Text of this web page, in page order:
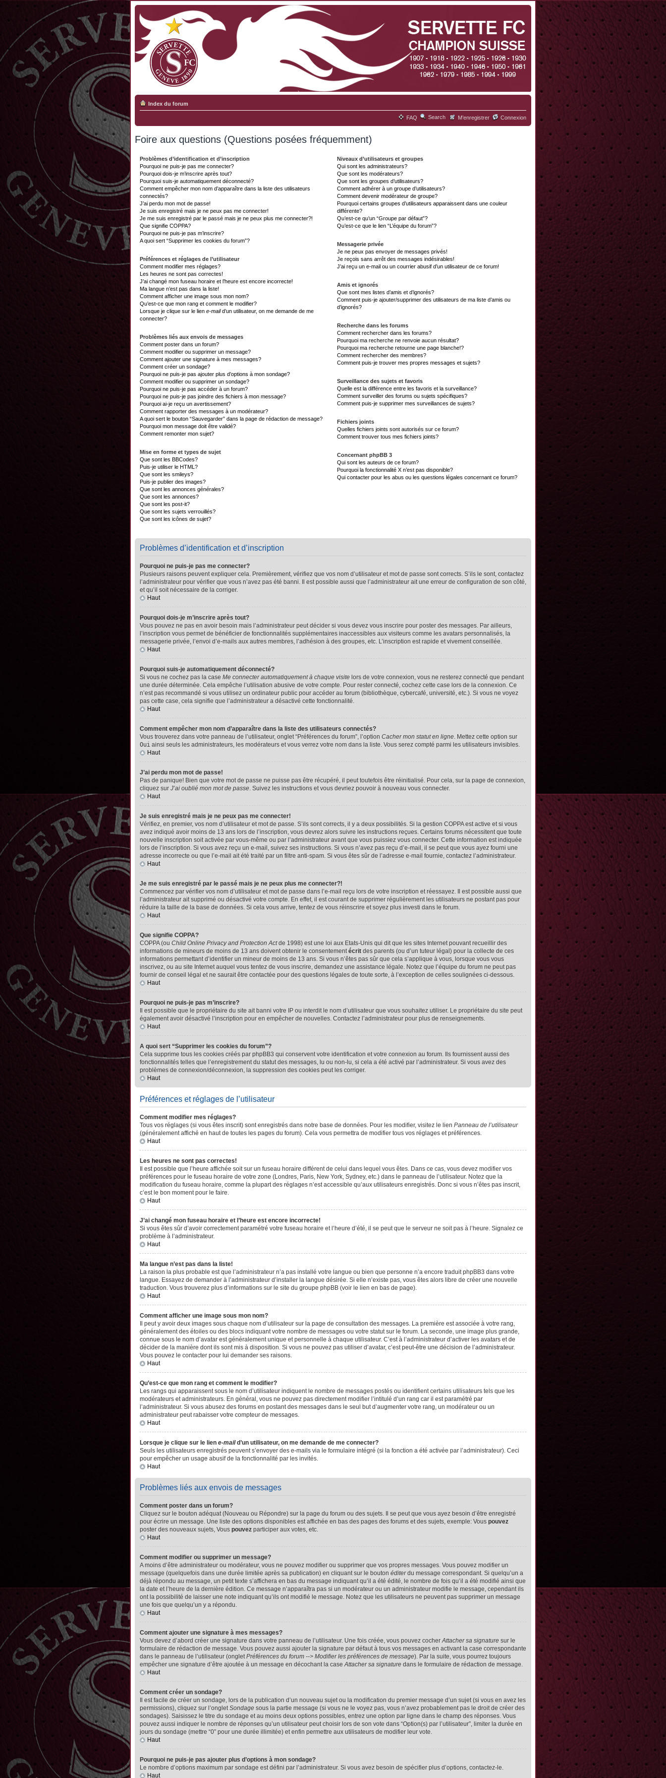
Index du forum
FAQ Search M’enregistrer Connexion
Foire aux questions (Questions posées fréquemment)
Problèmes d’identification et d’inscription
Pourquoi ne puis-je pas me connecter?
Pourquoi dois-je m’inscrire après tout?
Pourquoi suis-je automatiquement déconnecté?
Comment empêcher mon nom d’apparaître dans la liste des utilisateurs
connectés?
J’ai perdu mon mot de passe!
Je suis enregistré mais je ne peux pas me connecter!
Je me suis enregistré par le passé mais je ne peux plus me connecter?!
Que signifie COPPA?
Pourquoi ne puis-je pas m’inscrire?
A quoi sert “Supprimer les cookies du forum”?
Préférences et réglages de l’utilisateur
Comment modifier mes réglages?
Les heures ne sont pas correctes!
J’ai changé mon fuseau horaire et l’heure est encore incorrecte!
Ma langue n’est pas dans la liste!
Comment afficher une image sous mon nom?
Qu’est-ce que mon rang et comment le modifier?
Lorsque je clique sur le lien e-maild’un utilisateur, on me demande de me
connecter?
Problèmes liés aux envois de messages
Comment poster dans un forum?
Comment modifier ou supprimer un message?
Comment ajouter une signature à mes messages?
Comment créer un sondage?
Pourquoi ne puis-je pas ajouter plus d’options à mon sondage?
Comment modifier ou supprimer un sondage?
Pourquoi ne puis-je pas accéder à un forum?
Pourquoi ne puis-je pas joindre des fichiers à mon message?
Pourquoi ai-je reçu un avertissement?
Comment rapporter des messages à un modérateur?
A quoi sert le bouton “Sauvegarder” dans la page de rédaction de message?
Pourquoi mon message doit être validé?
Comment remonter mon sujet?
Mise en forme et types de sujet
Que sont les BBCodes?
Puis-je utiliser le HTML?
Que sont les smileys?
Puis-je publier des images?
Que sont les annonces générales?
Que sont les annonces?
Que sont les post-it?
Que sont les sujets verrouillés?
Que sont les icônes de sujet?
Niveaux d’utilisateurs et groupes
Qui sont les administrateurs?
Que sont les modérateurs?
Que sont les groupes d’utilisateurs?
Comment adhérer à un groupe d’utilisateurs?
Comment devenir modérateur de groupe?
Pourquoi certains groupes d’utilisateurs apparaissent dans une couleur
différente?
Qu’est-ce qu’un “Groupe par défaut”?
Qu’est-ce que le lien “L’équipe du forum”?
Messagerie privée
Je ne peux pas envoyer de messages privés!
Je reçois sans arrêt des messages indésirables!
J’ai reçu un e-mail ou un courrier abusif d’un utilisateur de ce forum!
Amis et ignorés
Que sont mes listes d’amis et d’ignorés?
Comment puis-je ajouter/supprimer des utilisateurs de ma liste d’amis ou
d’ignorés?
Recherche dans les forums
Comment rechercher dans les forums?
Pourquoi ma recherche ne renvoie aucun résultat?
Pourquoi ma recherche retourne une page blanche!?
Comment rechercher des membres?
Comment puis-je trouver mes propres messages et sujets?
Surveillance des sujets et favoris
Quelle est la différence entre les favoris et la surveillance?
Comment surveiller des forums ou sujets spécifiques?
Comment puis-je supprimer mes surveillances de sujets?
Fichiers joints
Quelles fichiers joints sont autorisés sur ce forum?
Comment trouver tous mes fichiers joints?
Concernant phpBB 3
Qui sont les auteurs de ce forum?
Pourquoi la fonctionnalité X n’est pas disponible?
Qui contacter pour les abus ou les questions légales concernant ce forum?
Problèmes d’identification et d’inscription
Pourquoi ne puis-je pas me connecter?
Plusieurs raisons peuvent expliquer cela. Premièrement, vérifiez que vos nom d’utilisateur et mot de passe sont corrects. S’ils le sont, contactez
l’administrateur pour vérifier que vous n’avez pas été banni. Il est possible aussi que l’administrateur ait une erreur de configuration de son côté,
et qu’il soit nécessaire de la corriger.
Haut
Pourquoi dois-je m’inscrire après tout?
Vous pouvez ne pas en avoir besoin mais l’administrateur peut décider si vous devez vous inscrire pour poster des messages. Par ailleurs,
l’inscription vous permet de bénéficier de fonctionnalités supplémentaires inaccessibles aux visiteurs comme les avatars personnalisés, la
messagerie privée, l’envoi d’e-mails aux autres membres, l’adhésion à des groupes, etc. L’inscription est rapide et vivement conseillée.
Haut
Pourquoi suis-je automatiquement déconnecté?
Si vous ne cochez pas la case Me connecter automatiquement à chaque visite lors de votre connexion, vous ne resterez connecté que pendant
une durée déterminée. Cela empêche l’utilisation abusive de votre compte. Pour rester connecté, cochez cette case lors de la connexion. Ce
n’est pas recommandé si vous utilisez un ordinateur public pour accéder au forum (bibliothèque, cybercafé, université, etc.). Si vous ne voyez
pas cette case, cela signifie que l’administrateur a désactivé cette fonctionnalité.
Haut
Comment empêcher mon nom d’apparaître dans la liste des utilisateurs connectés?
Vous trouverez dans votre panneau de l’utilisateur, onglet “Préférences du forum”, l’option Cacher mon statut en ligne. Mettez cette option sur
Oui ainsi seuls les administrateurs, les modérateurs et vous verrez votre nom dans la liste. Vous serez compté parmi les utilisateurs invisibles.
Haut
J’ai perdu mon mot de passe!
Pas de panique! Bien que votre mot de passe ne puisse pas être récupéré, il peut toutefois être réinitialisé. Pour cela, sur la page de connexion,
cliquez sur J’ai oublié mon mot de passe. Suivez les instructions et vous devriez pouvoir à nouveau vous connecter.
Haut
Je suis enregistré mais je ne peux pas me connecter!
Vérifiez, en premier, vos nom d’utilisateur et mot de passe. S’ils sont corrects, il y a deux possibilités. Si la gestion COPPA est active et si vous
avez indiqué avoir moins de 13 ans lors de l’inscription, vous devrez alors suivre les instructions reçues. Certains forums nécessitent que toute
nouvelle inscription soit activée par vous-même ou par l’administrateur avant que vous puissiez vous connecter. Cette information est indiquée
lors de l’inscription. Si vous avez reçu un e-mail, suivez ses instructions. Si vous n’avez pas reçu d’e-mail, il se peut que vous ayez fourni une
adresse incorrecte ou que l’e-mail ait été traité par un filtre anti-spam. Si vous êtes sûr de l’adresse e-mail fournie, contactez l’administrateur.
Haut
Je me suis enregistré par le passé mais je ne peux plus me connecter?!
Commencez par vérifier vos nom d’utilisateur et mot de passe dans l’e-mail reçu lors de votre inscription et réessayez. Il est possible aussi que
l’administrateur ait supprimé ou désactivé votre compte. En effet, il est courant de supprimer régulièrement les utilisateurs ne postant pas pour
réduire la taille de la base de données. Si cela vous arrive, tentez de vous réinscrire et soyez plus investi dans le forum.
Haut
Que signifie COPPA?
COPPA (ou Child Online Privacy and Protection Actde 1998) est une loi aux Etats-Unis qui dit que les sites Internet pouvant recueillir des
informations de mineurs de moins de 13 ans doivent obtenir le consentementécrit des parents (ou d’un tuteur légal) pour la collecte de ces
informations permettant d’identifier un mineur de moins de 13 ans. Si vous n’êtes pas sûr que cela s’applique à vous, lorsque vous vous
inscrivez, ou au site Internet auquel vous tentez de vous inscrire, demandez une assistance légale. Notez que l’équipe du forum ne peut pas
fournir de conseil légal et ne saurait être contactée pour des questions légales de toute sorte, à l’exception de celles soulignées ci-dessous.
Haut
Pourquoi ne puis-je pas m’inscrire?
Il est possible que le propriétaire du site ait banni votre IP ou interdit le nom d’utilisateur que vous souhaitez utiliser. Le propriétaire du site peut
également avoir désactivé l’inscription pour en empêcher de nouvelles. Contactez l’administrateur pour plus de renseignements.
Haut
A quoi sert “Supprimer les cookies du forum”?
Cela supprime tous les cookies créés par phpBB3 qui conservent votre identification et votre connexion au forum. Ils fournissent aussi des
fonctionnalités telles que l’enregistrement du statut des messages, lu ou non-lu, si cela a été activé par l’administrateur. Si vous avez des
problèmes de connexion/déconnexion, la suppression des cookies peut les corriger.
Haut
Préférences et réglages de l’utilisateur
Comment modifier mes réglages?
Tous vos réglages (si vous êtes inscrit) sont enregistrés dans notre base de données. Pour les modifier, visitez le lien Panneau de l’utilisateur
(généralement affiché en haut de toutes les pages du forum). Cela vous permettra de modifier tous vos réglages et préférences.
Haut
Les heures ne sont pas correctes!
Il est possible que l’heure affichée soit sur un fuseau horaire différent de celui dans lequel vous êtes. Dans ce cas, vous devez modifier vos
préférences pour le fuseau horaire de votre zone (Londres, Paris, New York, Sydney, etc.) dans le panneau de l’utilisateur. Notez que la
modification du fuseau horaire, comme la plupart des réglages n’est accessible qu’aux utilisateurs enregistrés. Donc si vous n’êtes pas inscrit,
c’est le bon moment pour le faire.
Haut
J’ai changé mon fuseau horaire et l’heure est encore incorrecte!
Si vous êtes sûr d’avoir correctement paramétré votre fuseau horaire et l’heure d’été, il se peut que le serveur ne soit pas à l’heure. Signalez ce
problème à l’administrateur.
Haut
Ma langue n’est pas dans la liste!
La raison la plus probable est que l’administrateur n’a pas installé votre langue ou bien que personne n’a encore traduit phpBB3 dans votre
langue. Essayez de demander à l’administrateur d’installer la langue désirée. Si elle n’existe pas, vous êtes alors libre de créer une nouvelle
traduction. Vous trouverez plus d’informations sur le site du groupe phpBB (voir le lien en bas de page).
Haut
Comment afficher une image sous mon nom?
Il peut y avoir deux images sous chaque nom d’utilisateur sur la page de consultation des messages. La première est associée à votre rang,
généralement des étoiles ou des blocs indiquant votre nombre de messages ou votre statut sur le forum. La seconde, une image plus grande,
connue sous le nom d’avatar est généralement unique et personnelle à chaque utilisateur. C’est à l’administrateur d’activer les avatars et de
décider de la manière dont ils sont mis à disposition. Si vous ne pouvez pas utiliser d’avatar, c’est peut-être une décision de l’administrateur.
Vous pouvez le contacter pour lui demander ses raisons.
Haut
Qu’est-ce que mon rang et comment le modifier?
Les rangs qui apparaissent sous le nom d’utilisateur indiquent le nombre de messages postés ou identifient certains utilisateurs tels que les
modérateurs et administrateurs. En général, vous ne pouvez pas directement modifier l’intitulé d’un rang car il est paramétré par
l’administrateur. Si vous abusez des forums en postant des messages dans le seul but d’augmenter votre rang, un modérateur ou un
administrateur peut rabaisser votre compteur de messages.
Haut
Lorsque je clique sur le lien e-maild’un utilisateur, on me demande de me connecter?
Seuls les utilisateurs enregistrés peuvent s’envoyer des e-mails via le formulaire intégré (si la fonction a été activée par l’administrateur). Ceci
pour empêcher un usage abusif de la fonctionnalité par les invités.
Haut
Problèmes liés aux envois de messages
Comment poster dans un forum?
Cliquez sur le bouton adéquat (Nouveau ou Répondre) sur la page du forum ou des sujets. Il se peut que vous ayez besoin d’être enregistré
pour écrire un message. Une liste des options disponibles est affichée en bas des pages des forums et des sujets, exemple: Vous pouvez
poster des nouveaux sujets, Vous pouvez participer aux votes, etc.
Haut
Comment modifier ou supprimer un message?
A moins d’être administrateur ou modérateur, vous ne pouvez modifier ou supprimer que vos propres messages. Vous pouvez modifier un
message (quelquefois dans une durée limitée après sa publication) en cliquant sur le bouton éditerdu message correspondant. Si quelqu’un a
déjà répondu au message, un petit texte s’affichera en bas du message indiquant qu’il a été édité, le nombre de fois qu’il a été modifié ainsi que
la date et l’heure de la dernière édition. Ce message n’apparaîtra pas si un modérateur ou un administrateur modifie le message, cependant ils
ont la possibilité de laisser une note indiquant qu’ils ont modifié le message. Notez que les utilisateurs ne peuvent pas supprimer un message
une fois que quelqu’un y a répondu.
Haut
Comment ajouter une signature à mes messages?
Vous devez d’abord créer une signature dans votre panneau de l’utilisateur. Une fois créée, vous pouvez cocherAttacher sa signature sur le
formulaire de rédaction de message. Vous pouvez aussi ajouter la signature par défaut à tous vos messages en activant la case correspondante
dans le panneau de l’utilisateur (ongletPréférences du forum --> Modifier les préférences de message). Par la suite, vous pourrez toujours
empêcher une signature d’être ajoutée à un message en décochant la caseAttacher sa signature dans le formulaire de rédaction de message.
Haut
Comment créer un sondage?
Il est facile de créer un sondage, lors de la publication d’un nouveau sujet ou la modification du premier message d’un sujet (si vous en avez les
permissions), cliquez sur l’ongletSondage sous la partie message (si vous ne le voyez pas, vous n’avez probablement pas le droit de créer des
sondages). Saisissez le titre du sondage et au moins deux options possibles, entrez une option par ligne dans le champ des réponses. Vous
pouvez aussi indiquer le nombre de réponses qu’un utilisateur peut choisir lors de son vote dans “Option(s) par l’utilisateur”, limiter la durée en
jours du sondage (mettre “0” pour une durée illimitée) et enfin permettre aux utilisateurs de modifier leur vote.
Haut
Pourquoi ne puis-je pas ajouter plus d’options à mon sondage?
Le nombre d’options maximum par sondage est défini par l’administrateur. Si vous avez besoin de spécifier plus d’options, contactez-le.
Haut